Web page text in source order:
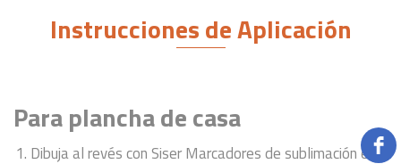
Instrucciones de Aplicación
Para plancha de casa
Dibuja al revés con Siser Marcadores de sublimación en